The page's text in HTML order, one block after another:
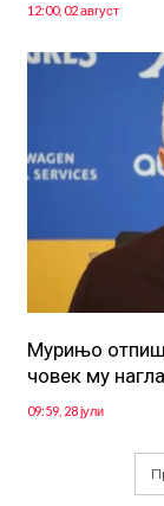
12:00, 02 август
Мурињо
човек му
09:59, 28 јули